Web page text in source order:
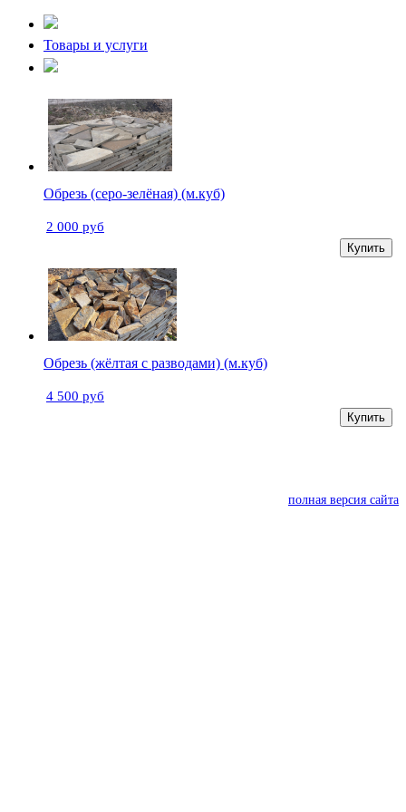
Товары и услуги
Обрезь (серо-зелёная) (м.куб)
2 000 руб
Купить
Обрезь (жёлтая с разводами) (м.куб)
4 500 руб
Купить
полная версия сайта